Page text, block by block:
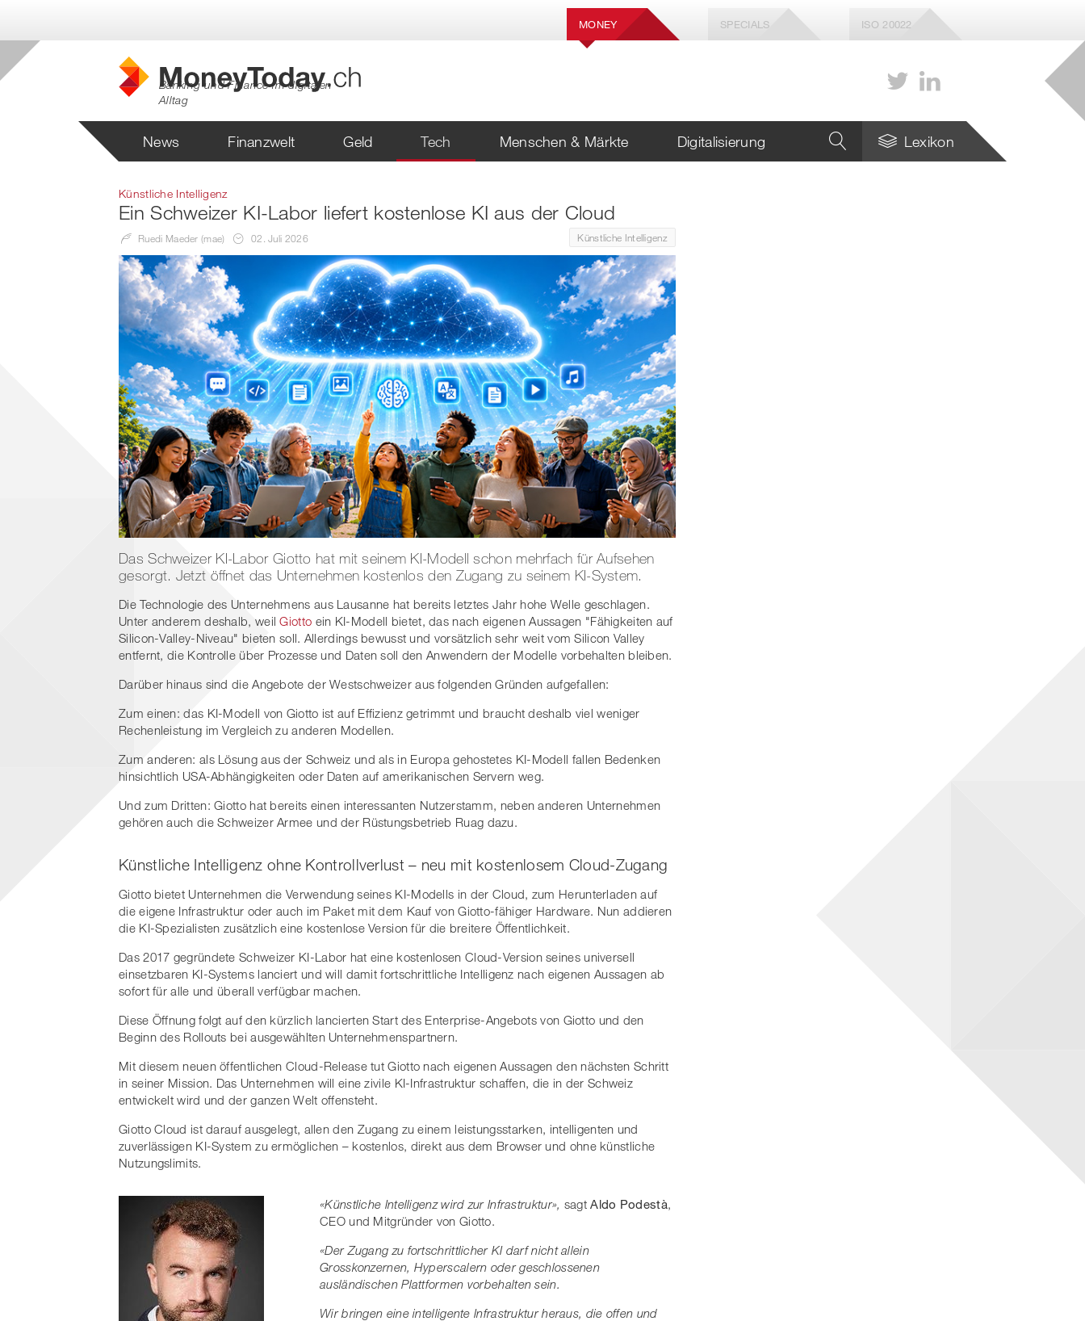
MONEY SPECIALS ISO 20022
Banking und Finance im digitalen
Alltag
News Finanzwelt Geld Tech Menschen & Märkte Digitalisierung Lexikon
Künstliche Intelligenz
Ein Schweizer KI-Labor liefert kostenlose KI aus der Cloud
Ruedi Maeder (mae) 02. Juli 2026 Künstliche Intelligenz
Das Schweizer KI-Labor Giotto hat mit seinem KI-Modell schon mehrfach für Aufsehen
gesorgt. Jetzt öffnet das Unternehmen kostenlos den Zugang zu seinem KI-System.
Die Technologie des Unternehmens aus Lausanne hat bereits letztes Jahr hohe Welle geschlagen.
Unter anderem deshalb, weilGiotto ein KI-Modell bietet, das nach eigenen Aussagen "Fähigkeiten auf
Silicon-Valley-Niveau" bieten soll. Allerdings bewusst und vorsätzlich sehr weit vom Silicon Valley
entfernt, die Kontrolle über Prozesse und Daten soll den Anwendern der Modelle vorbehalten bleiben.
Darüber hinaus sind die Angebote der Westschweizer aus folgenden Gründen aufgefallen:
Zum einen: das KI-Modell von Giotto ist auf Effizienz getrimmt und braucht deshalb viel weniger
Rechenleistung im Vergleich zu anderen Modellen.
Zum anderen: als Lösung aus der Schweiz und als in Europa gehostetes KI-Modell fallen Bedenken
hinsichtlich USA-Abhängigkeiten oder Daten auf amerikanischen Servern weg.
Und zum Dritten: Giotto hat bereits einen interessanten Nutzerstamm, neben anderen Unternehmen
gehören auch die Schweizer Armee und der Rüstungsbetrieb Ruag dazu.
Künstliche Intelligenz ohne Kontrollverlust – neu mit kostenlosem Cloud-Zugang
Giotto bietet Unternehmen die Verwendung seines KI-Modells in der Cloud, zum Herunterladen auf
die eigene Infrastruktur oder auch im Paket mit dem Kauf von Giotto-fähiger Hardware. Nun addieren
die KI-Spezialisten zusätzlich eine kostenlose Version für die breitere Öffentlichkeit.
Das 2017 gegründete Schweizer KI-Labor hat eine kostenlosen Cloud-Version seines universell
einsetzbaren KI-Systems lanciert und will damit fortschrittliche Intelligenz nach eigenen Aussagen ab
sofort für alle und überall verfügbar machen.
Diese Öffnung folgt auf den kürzlich lancierten Start des Enterprise-Angebots von Giotto und den
Beginn des Rollouts bei ausgewählten Unternehmenspartnern.
Mit diesem neuen öffentlichen Cloud-Release tut Giotto nach eigenen Aussagen den nächsten Schritt
in seiner Mission. Das Unternehmen will eine zivile KI-Infrastruktur schaffen, die in der Schweiz
entwickelt wird und der ganzen Welt offensteht.
Giotto Cloud ist darauf ausgelegt, allen den Zugang zu einem leistungsstarken, intelligenten und
zuverlässigen KI-System zu ermöglichen – kostenlos, direkt aus dem Browser und ohne künstliche
Nutzungslimits.
«Künstliche Intelligenz wird zur Infrastruktur», sagtAldo Podestà
CEO und Mitgründer von Giotto.
«Der Zugang zu fortschrittlicher KI darf nicht allein
Grosskonzernen, Hyperscalern oder geschlossenen
ausländischen Plattformen vorbehalten sein.
Wir bringen eine intelligente Infrastruktur heraus, die offen und